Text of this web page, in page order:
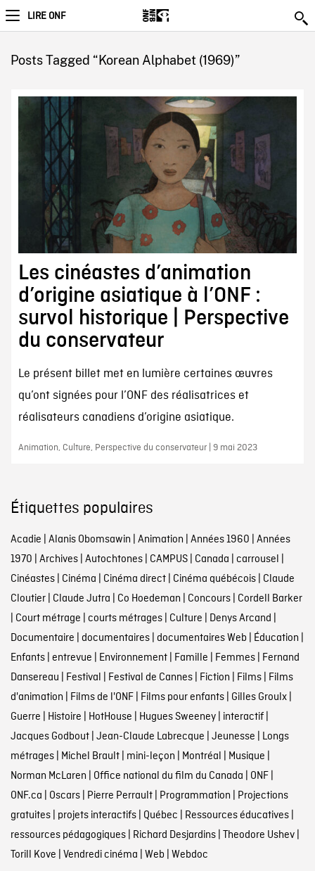
LIRE ONF
Posts Tagged “Korean Alphabet (1969)”
Les cinéastes d’animation
d’origine asiatique à l’ONF :
survol historique | Perspective
du conservateur
Le présent billet met en lumière certaines œuvres
qu’ont signées pour l’ONF des réalisatrices et
réalisateurs canadiens d’origine asiatique.
Animation, Culture, Perspective du conservateur | 9 mai 2023
Étiquettes populaires
Acadie Alanis Obomsawin Animation Années 1960 Années
1970 Archives| Autochtones| CAMPUS| Canada carrousel
Cinéastes| Cinéma Cinéma direct| Cinéma québécois| Claude
Cloutier| Claude Jutra Co Hoedeman Concours| Cordell Barker
Court métrage courts métrages| Culture Denys Arcand
Documentaire documentaires| documentaires Web Éducation
Enfants| entrevue Environnement| Famille Femmes| Fernand
Dansereau Festival Festival de Cannes| Fiction Films| Films
d'animation Films de l'ONF| Films pour enfants| Gilles Groulx|
Guerre Histoire HotHouse Hugues Sweeney| interactif|
Jacques Godbout| Jean-Claude Labrecque Jeunesse Longs
métrages| Michel Brault| mini-leçon Montréal Musique
Norman McLaren Office national du film du Canada ONF|
ONF.ca Oscars| Pierre Perrault| Programmation Projections
gratuites| projets interactifs| Québec Ressources éducatives|
ressources pédagogiques| Richard Desjardins| Theodore Ushev|
Torill Kove Vendredi cinéma Web Webdoc